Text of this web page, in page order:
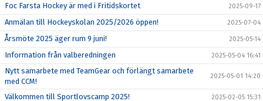
Foc Farsta Hockey är med i Fritidskortet 2025-09-17
Anmälan till Hockeyskolan 2025/2026 öppen! 2025-07-04
Årsmöte 2025 äger rum 9 juni! 2025-05-14
Information från valberedningen 2025-05-04 16:41
Nytt samarbete med TeamGear och förlängt samarbete
med CCM!
2025-05-01 14:20
Välkommen till Sportlovscamp 2025! 2025-02-05 15:31